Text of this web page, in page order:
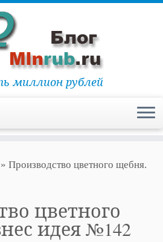
миллион рублей
» Производство цветного щебня.
цветного
идея №142